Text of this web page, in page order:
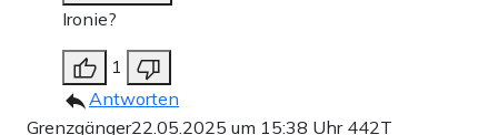
Ironie?
1
Antworten
Grenzgänger22.05.2025 um 15:38 Uhr 442T